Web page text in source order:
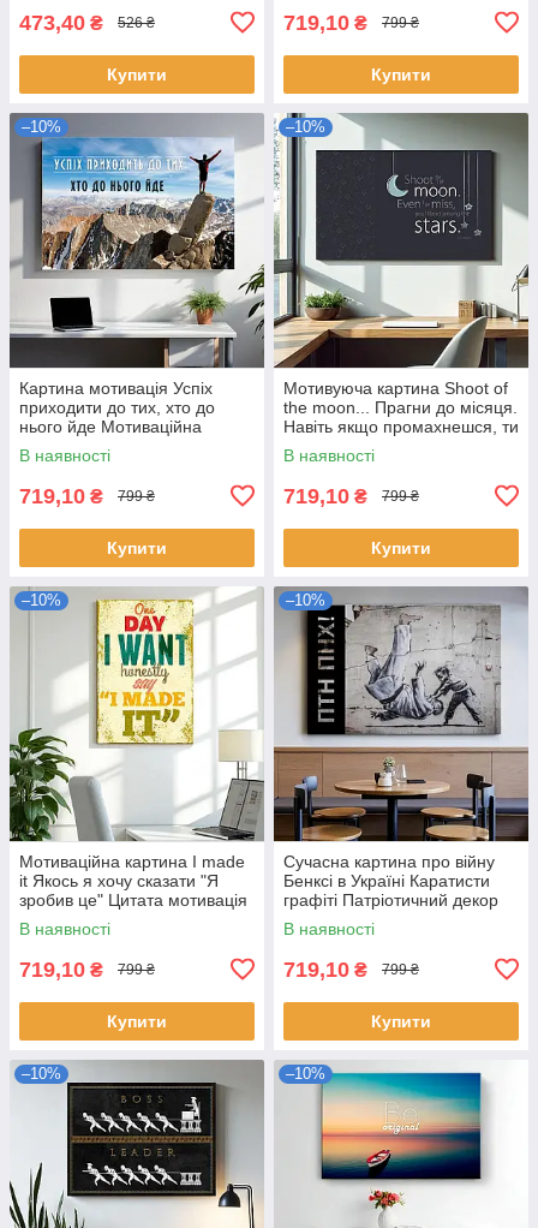
473,40 ₴ 526 ₴
Купити
719,10 ₴ 799 ₴
Купити
–10%
Картина мотивація Успіх
приходити до тих, хто до
нього йде Мотиваційна
картина для офісу, дома
60х40см
В наявності
719,10 ₴ 799 ₴
Купити
–10%
Мотивуюча картина Shoot of
the moon... Прагни до місяця.
Навіть якщо промахнешся, ти
будеш серед зірок 60х40
В наявності
719,10 ₴ 799 ₴
Купити
–10%
Мотиваційна картина I made
it Якось я хочу сказати "Я
зробив це" Цитата мотивація
для офісу, дому 60х40см
В наявності
719,10 ₴ 799 ₴
Купити
–10%
Сучасна картина про війну
Бенксі в Україні Каратисти
графіті Патріотичний декор
ПТН ПНХ 60х40см
В наявності
719,10 ₴ 799 ₴
Купити
–10% –10%